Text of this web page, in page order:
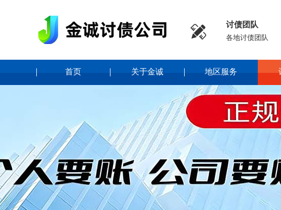
 讨债团队
各地讨债团队
首页 关于金诚 地区服务